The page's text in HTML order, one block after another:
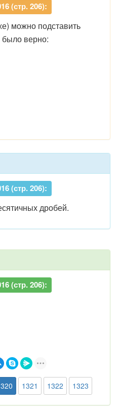
(стр. 206):
можно подставить
было верно:
(стр. 206):
дробей.
(стр. 206):
1321 1322 1323